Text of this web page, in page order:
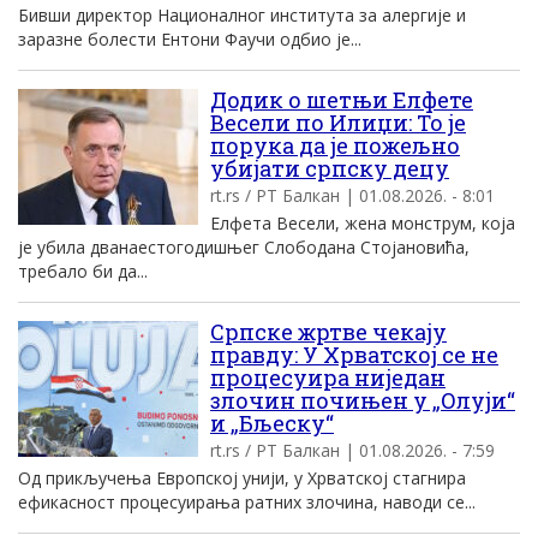
Бивши директор Националног института за алергије и
заразне болести Ентони Фаучи одбио је...
Додик о шетњи Елфете
Весели по Илиџи: То је
порука да је пожељно
убијати српску децу
rt.rs / РТ Балкан | 01.08.2026. - 8:01
Елфета Весели, жена монструм, која
је убила дванаестогодишњег Слободана Стојановића,
требало би да...
Српске жртве чекају
правду: У Хрватској се не
процесуира ниједан
злочин почињен у „Олуји“
и „Бљеску“
rt.rs / РТ Балкан | 01.08.2026. - 7:59
Од прикључења Европској унији, у Хрватској стагнира
ефикасност процесуирања ратних злочина, наводи се...